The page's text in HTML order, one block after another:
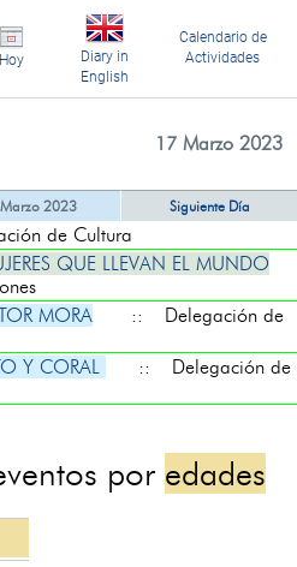
Hoy
Diary in
English
Calendario de
Actividades
17 Marzo 2023
2023 Siguiente Día
de Cultura
QUE LLEVAN EL MUNDO
MORA
:: Delegación de
Y CORAL
:: Delegación de
por edades